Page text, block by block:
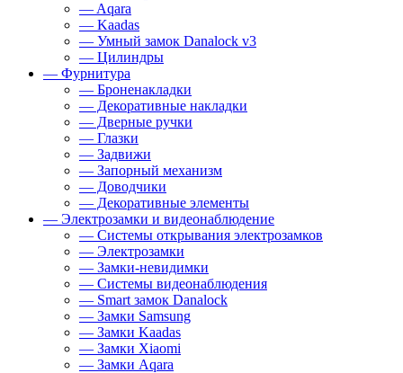
— Aqara
— Kaadas
— Умный замок Danalock v3
— Цилиндры
— Фурнитура
— Броненакладки
— Декоративные накладки
— Дверные ручки
— Глазки
— Задвижи
— Запорный механизм
— Доводчики
— Декоративные элементы
— Электрозамки и видеонаблюдение
— Системы открывания электрозамков
— Электрозамки
— Замки-невидимки
— Системы видеонаблюдения
— Smart замок Danalock
— Замки Samsung
— Замки Kaadas
— Замки Xiaomi
— Замки Aqara